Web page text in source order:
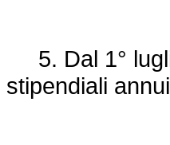
5. Dal 1°
stipendiali